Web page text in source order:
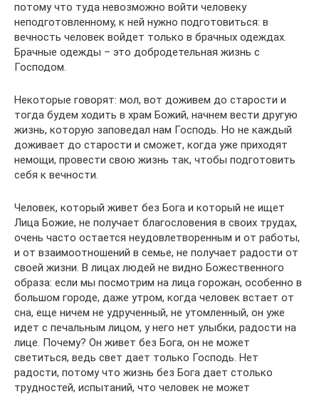
потому что туда невозможно войти человеку
неподготовленному, к ней нужно подготовиться: в
вечность человек войдет только в брачных одеждах.
Брачные одежды – это добродетельная жизнь с
Господом.
Некоторые говорят: мол, вот доживем до старости и
тогда будем ходить в храм Божий, начнем вести другую
жизнь, которую заповедал нам Господь. Но не каждый
доживает до старости и сможет, когда уже приходят
немощи, провести свою жизнь так, чтобы подготовить
себя к вечности.
Человек, который живет без Бога и который не ищет
Лица Божие, не получает благословения в своих трудах,
очень часто остается неудовлетворенным и от работы,
и от взаимоотношений в семье, не получает радости от
своей жизни. В лицах людей не видно Божественного
образа: если мы посмотрим на лица горожан, особенно в
большом городе, даже утром, когда человек встает от
сна, еще ничем не удрученный, не утомленный, он уже
идет с печальным лицом, у него нет улыбки, радости на
лице. Почему? Он живет без Бога, он не может
светиться, ведь свет дает только Господь. Нет
радости, потому что жизнь без Бога дает столько
трудностей, испытаний, что человек не может